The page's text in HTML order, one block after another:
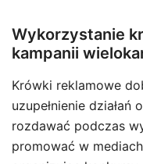
Wykorzystanie
kampanii
Krówki reklamowe
uzupełnienie
rozdawać podczas
promować w